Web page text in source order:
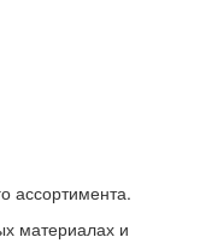
ассортимента.
материалах и